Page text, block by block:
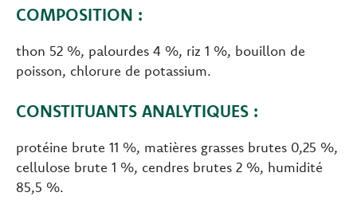
COMPOSITION :
thon 52 %, palourdes 4 %, riz 1 %, bouillon de
poisson, chlorure de potassium.
CONSTITUANTS ANALYTIQUES :
protéine brute 11 %, matières grasses brutes 0,25 %,
cellulose brute 1 %, cendres brutes 2 %, humidité
85,5 %.